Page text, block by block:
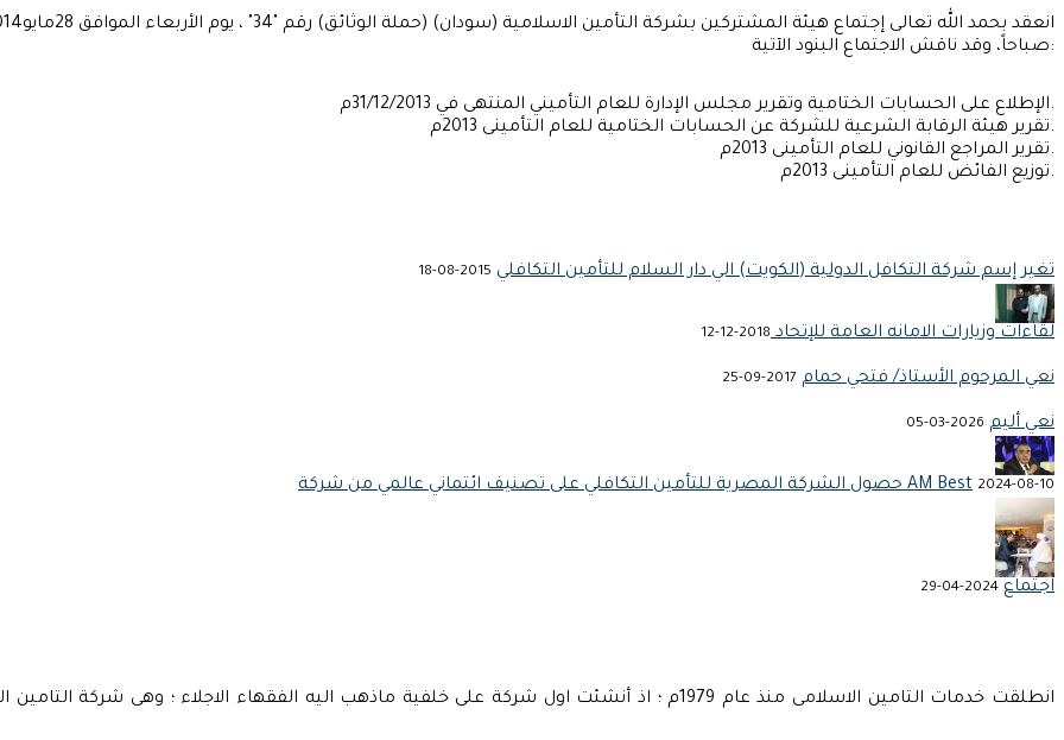
صباحاً، وقد ناقش الاجتماع البنود الآتية:
الإطلاع على الحسابات الختامية وتقرير مجلس الإدارة للعام التأميني المنتهى في 31/12/2013م.
تقرير هيئة الرقابة الشرعية للشركة عن الحسابات الختامية للعام التأمينى 2013م.
تقرير المراجع القانوني للعام التأمينى 2013م.
توزيع الفائض للعام التأمينى 2013م.
تغير إسم شركة التكافل الدولية (الكويت) الي دار السلام للتأمين التكافلي 2015-08-18
لقاءات وزيارات الامانه العامة للإتحاد2018-12-12
نعي المرحوم الأستاذ/ فتحي حمام 2017-09-25
نعي أليم 2026-03-05
حصول الشركة المصرية للتأمين التكافلي على تصنيف ائتماني عالمي من شركة AM Best 2024-08-10
اجتماع 2024-04-29
انطلقت خدمات التامين الاسلامى منذ عام 1979م ؛ اذ أنشئت اول شركة على خلفية ماذهب اليه الفقهاء الاجلاء ؛